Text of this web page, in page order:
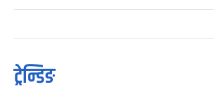
ट्रेन्डिङ